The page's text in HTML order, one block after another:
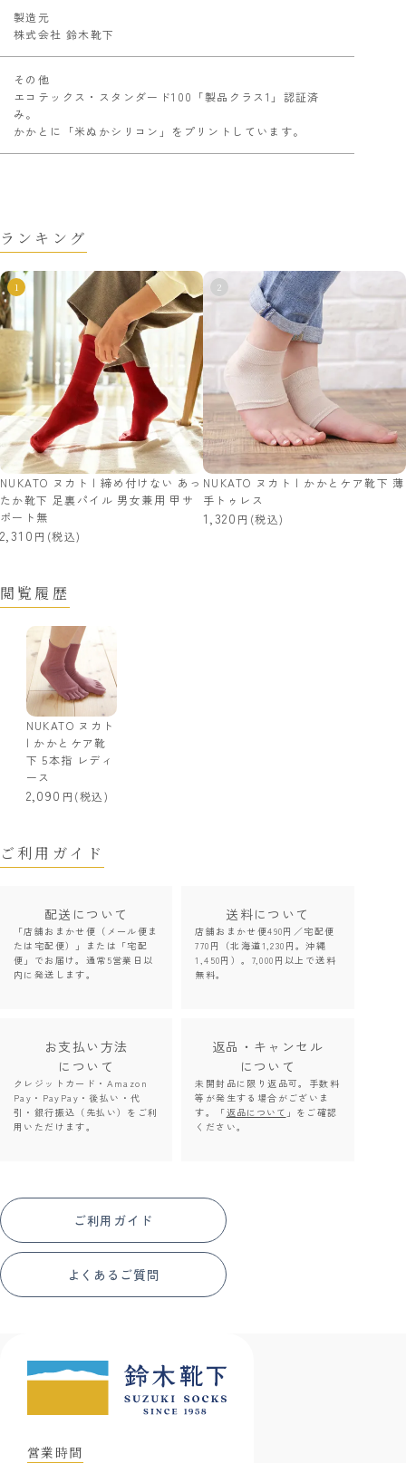
製造元
株式会社 鈴木靴下
その他
エコテックス・スタンダード100「製品クラス1」認証済
み。
かかとに「米ぬかシリコン」をプリントしています。
ランキング
NUKATO ヌカト | 締め付けない あっ
たか靴下 足裏パイル 男女兼用 甲サ
ポート無
2,310 (税込)
NUKATO ヌカト | かかとケア靴下 薄
手トゥレス
1,320 (税込)
閲覧履歴
NUKATO ヌカト
| かかとケア靴
下 5本指 レディ
ース
2,090 (税込)
ご利用ガイド
配送について
「店舗おまかせ便（メール便ま
たは宅配便）」または「宅配
便」でお届け。通常5営業日以
内に発送します。
送料について
店舗おまかせ便490円／宅配便
770円（北海道1,230円。沖縄
1,450円）。7,000円以上で送料
無料。
お支払い方法
について
クレジットカード・Amazon
Pay・PayPay・後払い・代
引・銀行振込（先払い）をご利
用いただけます。
返品・キャンセル
について
未開封品に限り返品可。手数料
等が発生する場合がございま
す。「返品について 」をご確認
ください。
ご利用ガイド
よくあるご質問
営業時間